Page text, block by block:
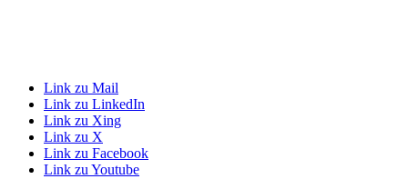
Link zu Mail
Link zu LinkedIn
Link zu Xing
Link zu X
Link zu Facebook
Link zu Youtube